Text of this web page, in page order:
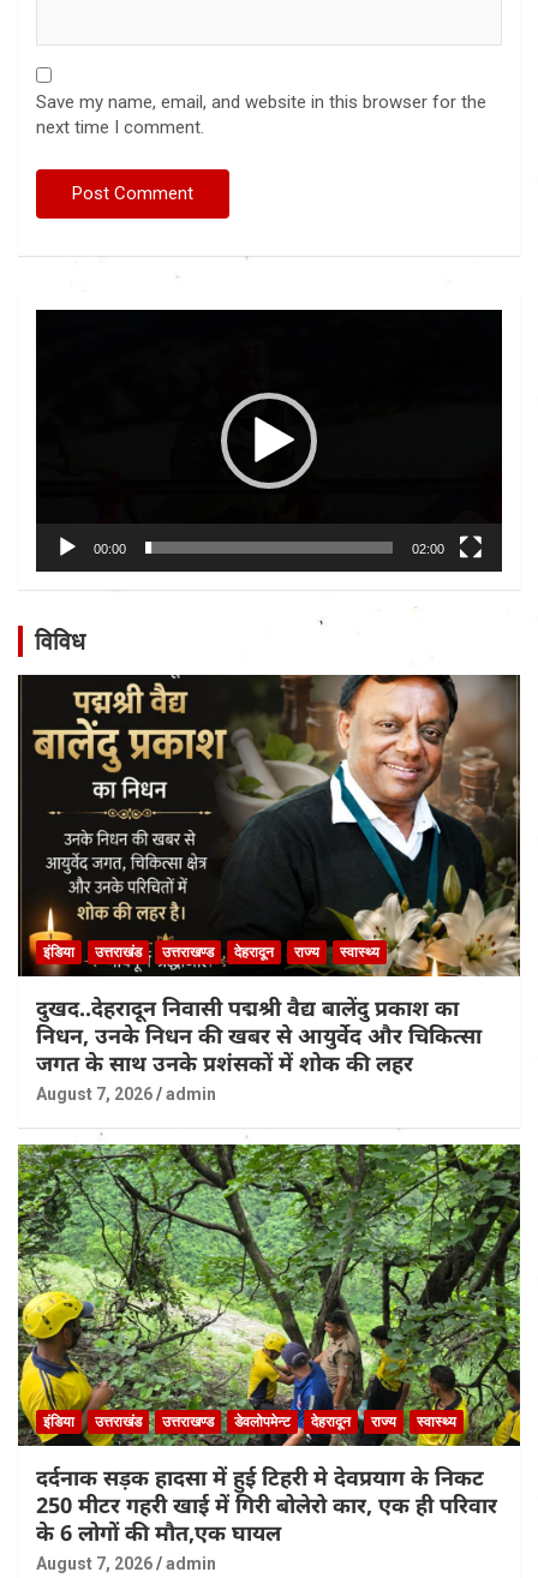
Save my name, email, and website in this browser for the
next time I comment.
00:00 02:00
विविध
इंडिया उत्तराखंड उत्तराखण्ड देहरादून राज्य स्वास्थ्य
दुखद..देहरादून निवासी पद्मश्री वैद्य बालेंदु प्रकाश का
निधन, उनके निधन की खबर से आयुर्वेद और चिकित्सा
जगत के साथ उनके प्रशंसकों में शोक की लहर
August 7, 2026 admin
इंडिया उत्तराखंड उत्तराखण्ड डेवलोपमेन्ट देहरादून राज्य स्वास्थ्य
दर्दनाक सड़क हादसा में हुई टिहरी मे देवप्रयाग के निकट
250 मीटर गहरी खाई में गिरी बोलेरो कार, एक ही परिवार
के 6 लोगों की मौत,एक घायल
August 7, 2026 admin